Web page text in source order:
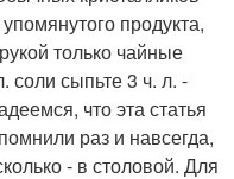
продукта,
только чайные
соли сыпьте 3 ч. л. -
что эта статья
раз и навсегда,
- в столовой. Для